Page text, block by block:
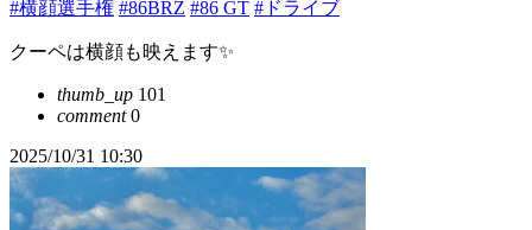
#横顔選手権 #86BRZ #86 GT #ドライブ
クーペは横顔も映えます✨
thumb_up 101
comment0
2025/10/31 10:30